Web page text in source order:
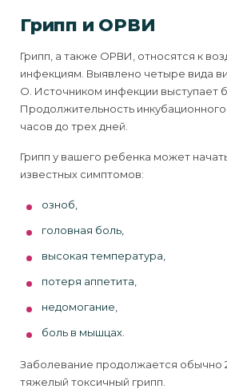
Грипп и ОРВИ
Грипп, а также ОРВИ, относятся к
инфекциям. Выявлено четыре вида
О. Источником инфекции выступает
Продолжительность
часов до трех дней.
Грипп у вашего ребенка может
известных симптомов:
озноб,
головная боль,
высокая температура,
потеря аппетита,
недомогание,
боль в мышцах.
Заболевание продолжается обычно
тяжелый токсичный грипп.